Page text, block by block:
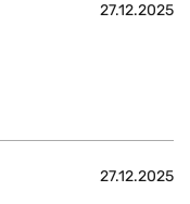
27.12.2025
27.12.2025